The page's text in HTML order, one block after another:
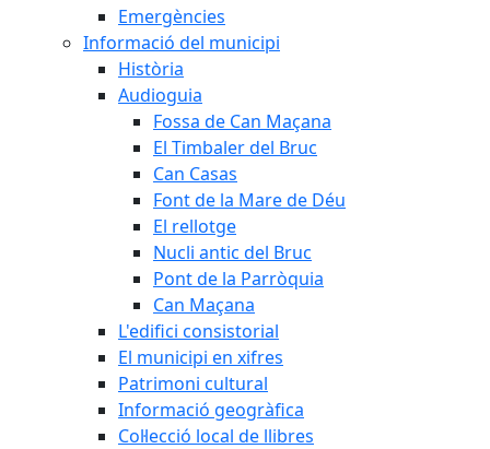
Emergències
Informació del municipi
Història
Audioguia
Fossa de Can Maçana
El Timbaler del Bruc
Can Casas
Font de la Mare de Déu
El rellotge
Nucli antic del Bruc
Pont de la Parròquia
Can Maçana
L'edifici consistorial
El municipi en xifres
Patrimoni cultural
Informació geogràfica
Col·lecció local de llibres